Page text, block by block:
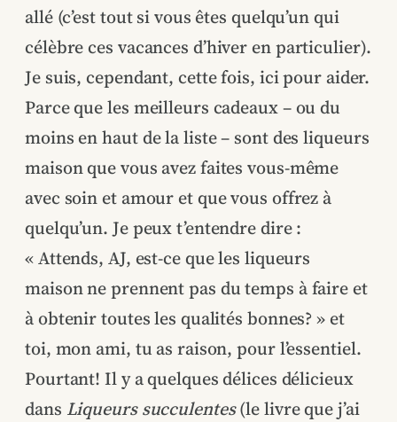
allé (c’est tout si vous êtes quelqu’un qui
célèbre ces vacances d’hiver en particulier).
Je suis, cependant, cette fois, ici pour aider.
Parce que les meilleurs cadeaux – ou du
moins en haut de la liste – sont des liqueurs
maison que vous avez faites vous-même
avec soin et amour et que vous offrez à
quelqu’un. Je peux t’entendre dire :
« Attends, AJ, est-ce que les liqueurs
maison ne prennent pas du temps à faire et
à obtenir toutes les qualités bonnes? » et
toi, mon ami, tu as raison, pour l’essentiel.
Pourtant! Il y a quelques délices délicieux
dans Liqueurs succulentes(le livre que j’ai